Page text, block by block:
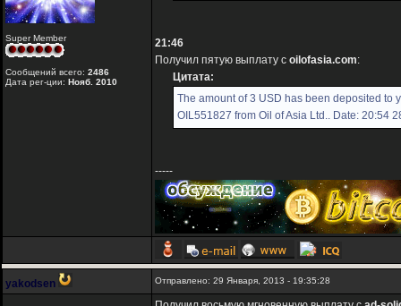
Super Member
Сообщений всего: 2486
Дата рег-ции: Нояб. 2010
21:46
Получил пятую выплату с oilofasia.com:
Цитата:
The amount of 3 USD has been deposited to
OIL551827 from Oil of Asia Ltd.. Date: 20:54
-----
yakodsen Отправлено: 29 Января, 2013 - 19:35:28